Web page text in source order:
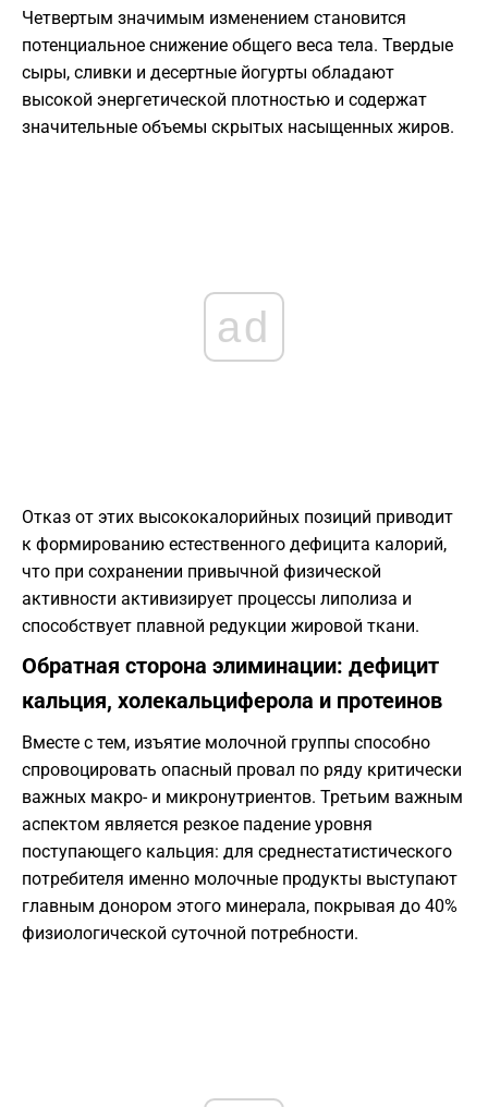
Четвертым значимым изменением становится
потенциальное снижение общего веса тела. Твердые
сыры, сливки и десертные йогурты обладают
высокой энергетической плотностью и содержат
значительные объемы скрытых насыщенных жиров.
ad
Отказ от этих высококалорийных позиций приводит
к формированию естественного дефицита калорий,
что при сохранении привычной физической
активности активизирует процессы липолиза и
способствует плавной редукции жировой ткани.
Обратная сторона элиминации: дефицит
кальция, холекальциферола и протеинов
Вместе с тем, изъятие молочной группы способно
спровоцировать опасный провал по ряду критически
важных макро- и микронутриентов. Третьим важным
аспектом является резкое падение уровня
поступающего кальция: для среднестатистического
потребителя именно молочные продукты выступают
главным донором этого минерала, покрывая до 40%
физиологической суточной потребности.